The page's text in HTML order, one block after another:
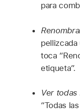
para
toca
etiqueta”.
Ver todas
“Todas